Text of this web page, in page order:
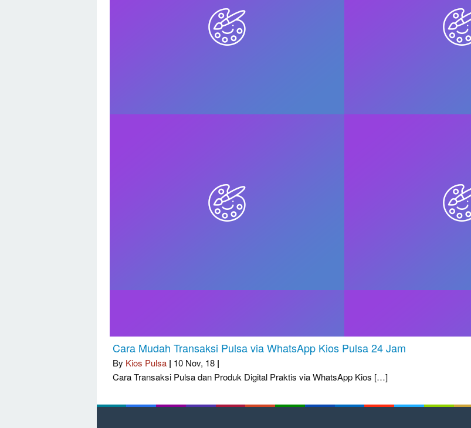
Cara Mudah Transaksi Pulsa via WhatsApp Kios Pulsa 24 Jam
By Kios Pulsa | 10 Nov, 18 |
Cara Transaksi Pulsa dan Produk Digital Praktis via WhatsApp Kios […]